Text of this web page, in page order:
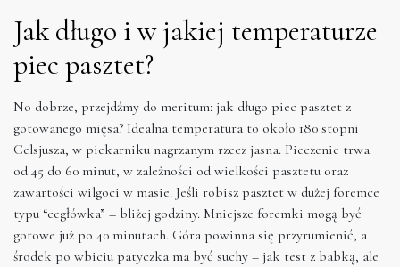
Jak długo i w jakiej temperaturze
piec pasztet?
No dobrze, przejdźmy do meritum: jak długo piec pasztet z
gotowanego mięsa? Idealna temperatura to około 180 stopni
Celsjusza, w piekarniku nagrzanym rzecz jasna. Pieczenie trwa
od 45 do 60 minut, w zależności od wielkości pasztetu oraz
zawartości wilgoci w masie. Jeśli robisz pasztet w dużej foremce
typu “cegłówka” – bliżej godziny. Mniejsze foremki mogą być
gotowe już po 40 minutach. Góra powinna się przyrumienić, a
środek po wbiciu patyczka ma być suchy – jak test z babką, ale